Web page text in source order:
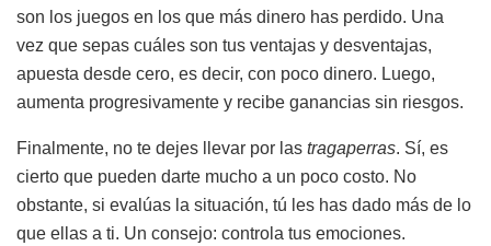
son los juegos en los que más dinero has perdido. Una
vez que sepas cuáles son tus ventajas y desventajas,
apuesta desde cero, es decir, con poco dinero. Luego,
aumenta progresivamente y recibe ganancias sin riesgos.
Finalmente, no te dejes llevar por las tragaperras. Sí, es
cierto que pueden darte mucho a un poco costo. No
obstante, si evalúas la situación, tú les has dado más de lo
que ellas a ti. Un consejo: controla tus emociones.